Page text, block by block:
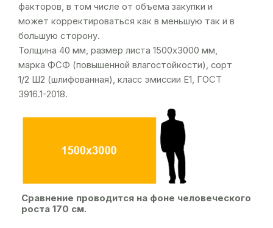
факторов, в том числе от объема закупки и
может корректироваться как в меньшую так и в
большую сторону.
Толщина 40 мм, размер листа 1500х3000 мм,
марка ФСФ (повышенной влагостойкости), сорт
1/2 Ш2 (шлифованная), класс эмиссии Е1, ГОСТ
3916.1-2018.
Сравнение проводится на фоне человеческого
роста 170 см.